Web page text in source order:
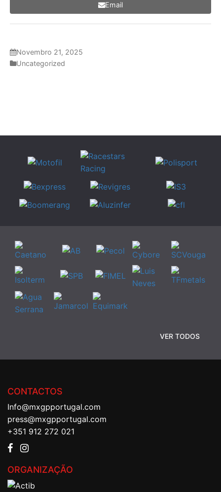
Email
Novembro 21, 2025
Uncategorized
VER TODOS
CONTACTOS
Info@mxgpportugal.com
press@mxgpportugal.com
+351 912 272 021
ORGANIZAÇÃO